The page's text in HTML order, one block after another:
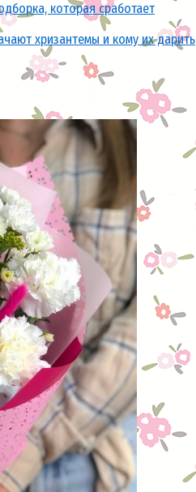
которая сработает
хризантемы и кому их дарить